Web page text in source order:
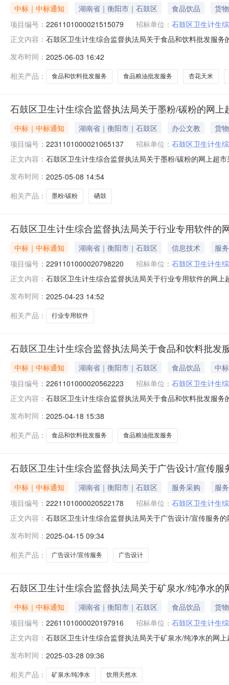
中标｜中标通知 湖南省｜衡阳市｜石鼓区 食品饮品
货物
项目编号： 2261101000021515079 招标单位： 石鼓区卫生计生
正文内容： 石鼓区卫生计生综合监督执法局关于食品和饮料批发服
编码:430407项目所在行政区划名称:湖南省衡阳市石鼓
发布时间： 2025-06-03 16:42
相关产品：
食品和饮料批发服务 食品粮油批发服务 杏花天米
石鼓区卫生计生综合监督执法局关于墨粉/碳粉的网上
中标｜中标通知 湖南省｜衡阳市｜石鼓区 办公文教
货物
项目编号： 2231101000021065137 招标单位： 石鼓区卫生计生
正文内容： 石鼓区卫生计生综合监督执法局关于墨粉/碳粉的网上超
行政区划名称:湖南省衡阳市石鼓区报价起止时间:-二、
发布时间： 2025-05-08 14:54
相关产品：
墨粉/碳粉 硒鼓
石鼓区卫生计生综合监督执法局关于行业专用软件的
中标｜中标通知 湖南省｜衡阳市｜石鼓区 信息技术
服务
项目编号： 2291101000020798220 招标单位： 石鼓区卫生计生
正文内容： 石鼓区卫生计生综合监督执法局关于行业专用软件的网
项目所在行政区划名称:湖南省衡阳市石鼓区报价起止时
发布时间： 2025-04-23 14:52
相关产品：
行业专用软件
石鼓区卫生计生综合监督执法局关于食品和饮料批发
中标｜中标通知 湖南省｜衡阳市｜石鼓区 食品饮品
中
项目编号： 2261101000020562223 招标单位： 石鼓区卫生计生
正文内容： 石鼓区卫生计生综合监督执法局关于食品和饮料批发服
编码:430407项目所在行政区划名称:湖南省衡阳市石鼓
发布时间： 2025-04-18 15:38
相关产品：
食品和饮料批发服务 食品粮油批发服务
石鼓区卫生计生综合监督执法局关于广告设计/宣传
中标｜中标通知 湖南省｜衡阳市｜石鼓区 服务采购
服务
项目编号： 2221101000020522178 招标单位： 石鼓区卫生计生
正文内容： 石鼓区卫生计生综合监督执法局关于广告设计/宣传服务
码:430407项目所在行政区划名称:湖南省衡阳市石鼓区
发布时间： 2025-04-15 09:34
相关产品：
广告设计/宣传服务 广告设计
石鼓区卫生计生综合监督执法局关于矿泉水/纯净水
中标｜中标通知 湖南省｜衡阳市｜石鼓区 食品饮品
货物
项目编号： 2261101000020197916 招标单位： 石鼓区卫生计生
正文内容： 石鼓区卫生计生综合监督执法局关于矿泉水/纯净水的网
项目所在行政区划名称:湖南省衡阳市石鼓区报价起止时
发布时间： 2025-03-28 09:36
相关产品：
矿泉水/纯净水 饮用天然水